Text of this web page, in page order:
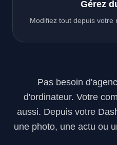
Gérez
Modifiez tout depuis votre
Pas besoin
d'ordinateur. Votre
aussi. Depuis votre
une photo, une actu ou